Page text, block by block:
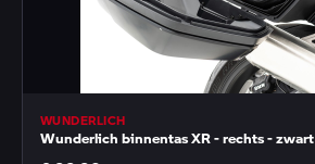
WUNDERLICH
Wunderlich binnentas XR - rechts - zwart